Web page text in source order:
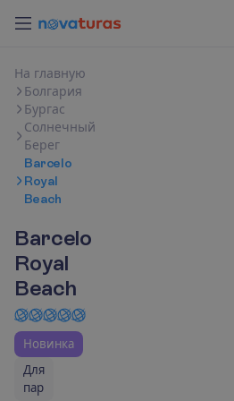
На главную
Болгария
Бургас
Солнечный
Берег
Barcelo
Royal
Beach
Barcelo
Royal
Beach
Новинка
Для
пар